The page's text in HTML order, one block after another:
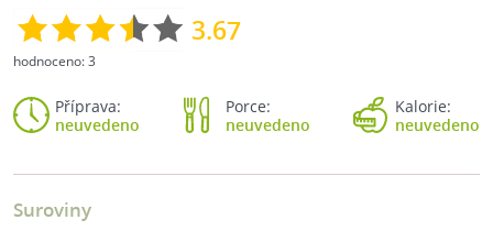
3.67
hodnoceno:3
Příprava:
neuvedeno
Porce:
neuvedeno
Kalorie:
neuvedeno
Suroviny